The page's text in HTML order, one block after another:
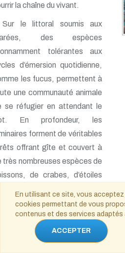
la chaîne du vivant.
Sur le littoral soumis aux
des espèces
tolérantes aux
d’émersion quotidienne,
les fucus, permettent à
une communauté animale
se réfugier en attendant le
En profondeur, les
forment de véritables
offrant gîte et couvert à
très nombreuses espèces de
de crabes, d’étoiles
Leurs lanières lisses et
forment une
qui laisse filtrer une
tamisée idéale pour le
En utilisant ce site, vous
cookies permettant de vous
contenus et des services adaptés
ACCEPTER